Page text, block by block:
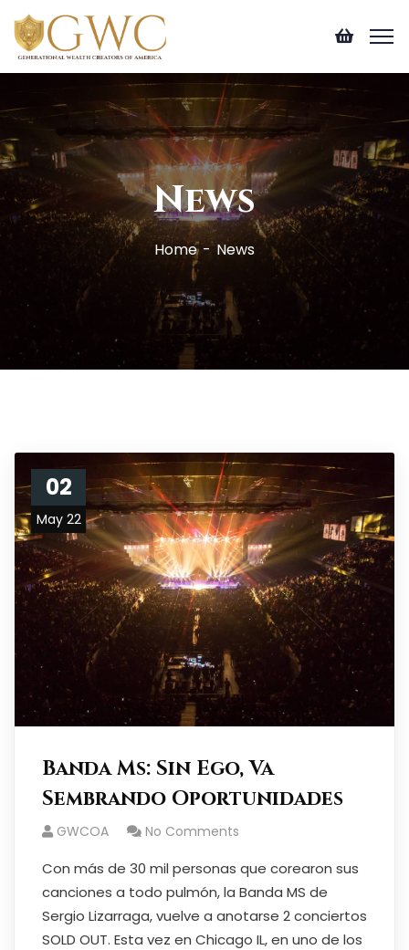
News
Home News
02
May 22
Banda Ms: Sin Ego, Va
Sembrando Oportunidades
GWCOA No Comments
Con más de 30 mil personas que corearon sus
canciones a todo pulmón, la Banda MS de
Sergio Lizarraga, vuelve a anotarse 2 conciertos
SOLD OUT. Esta vez en Chicago IL, en uno de los